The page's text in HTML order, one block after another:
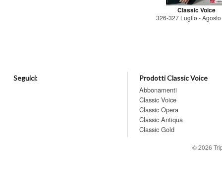
Classic Voice
326-327 Luglio -
Seguici: Prodotti Classic Voice
Abbonamenti
Classic Voice
Classic Opera
Classic Antiqua
Classic Gold
© 2026